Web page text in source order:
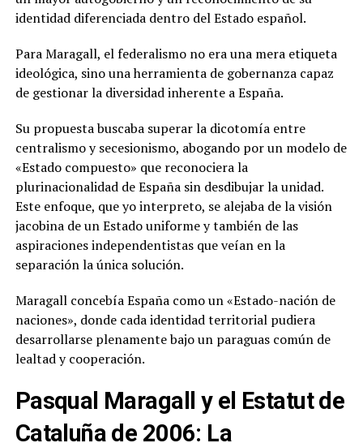
identidad diferenciada dentro del Estado español.
Para Maragall, el federalismo no era una mera etiqueta
ideológica, sino una herramienta de gobernanza capaz
de gestionar la diversidad inherente a España.
Su propuesta buscaba superar la dicotomía entre
centralismo y secesionismo, abogando por un modelo de
«Estado compuesto» que reconociera la
plurinacionalidad de España sin desdibujar la unidad.
Este enfoque, que yo interpreto, se alejaba de la visión
jacobina de un Estado uniforme y también de las
aspiraciones independentistas que veían en la
separación la única solución.
Maragall concebía España como un «Estado-nación de
naciones», donde cada identidad territorial pudiera
desarrollarse plenamente bajo un paraguas común de
lealtad y cooperación.
Pasqual Maragall y el Estatut de
Cataluña de 2006: La